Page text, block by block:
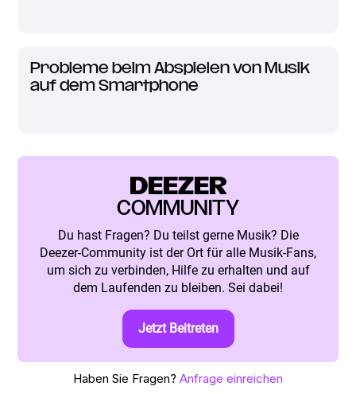
Probleme beim Abspielen von Musik
auf dem Smartphone
DEEZER
COMMUNITY
Du hast Fragen? Du teilst gerne Musik? Die
Deezer-Community ist der Ort für alle Musik-Fans,
um sich zu verbinden, Hilfe zu erhalten und auf
dem Laufenden zu bleiben. Sei dabei!
Jetzt Beitreten
Haben Sie Fragen? Anfrage einreichen